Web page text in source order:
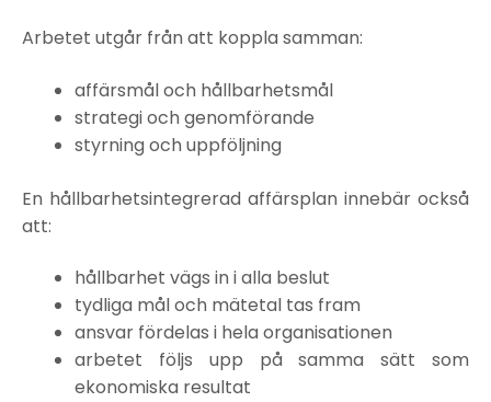
Arbetet utgår från att koppla samman:
affärsmål och hållbarhetsmål
strategi och genomförande
styrning och uppföljning
En hållbarhetsintegrerad affärsplan innebär också
att:
hållbarhet vägs in i alla beslut
tydliga mål och mätetal tas fram
ansvar fördelas i hela organisationen
arbetet följs upp på samma sätt som
ekonomiska resultat